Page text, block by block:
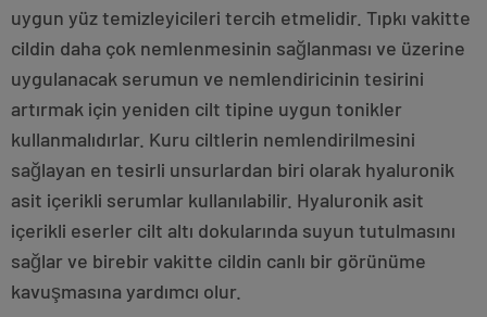
uygun yüz temizleyicileri tercih etmelidir. Tıpkı vakitte
cildin daha çok nemlenmesinin sağlanması ve üzerine
uygulanacak serumun ve nemlendiricinin tesirini
artırmak için yeniden cilt tipine uygun tonikler
kullanmalıdırlar. Kuru ciltlerin nemlendirilmesini
sağlayan en tesirli unsurlardan biri olarak hyaluronik
asit içerikli serumlar kullanılabilir. Hyaluronik asit
içerikli eserler cilt altı dokularında suyun tutulmasını
sağlar ve birebir vakitte cildin canlı bir görünüme
kavuşmasına yardımcı olur.